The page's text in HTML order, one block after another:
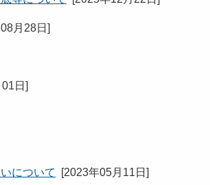
月28日 ]
日 ]
について [2023年05月11日 ]